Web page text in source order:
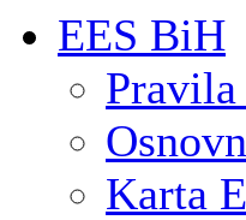
EES BiH
Karta